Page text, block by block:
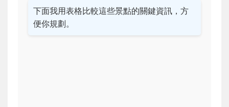
下面我用表格比較這些景點的關鍵資訊，方
便你規劃。